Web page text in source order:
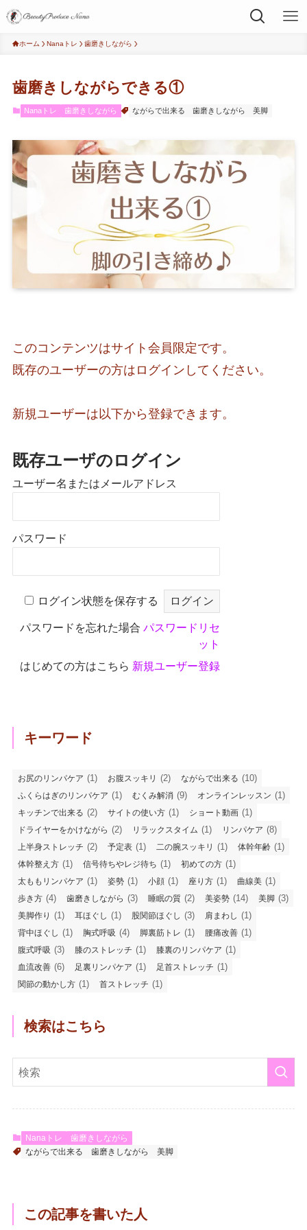
ホーム Nanaトレ 歯磨きしながら
歯磨きしながらできる①
Nanaトレ 歯磨きしながら ながらで出来る 歯磨きしながら 美脚
このコンテンツはサイト会員限定です。
既存のユーザーの方はログインしてください。
新規ユーザーは以下から登録できます。
既存ユーザのログイン
ユーザー名またはメールアドレス
パスワード
ログイン状態を保存する
パスワードを忘れた場合 パスワードリセ
ット
はじめての方はこちら 新規ユーザー登録
キーワード
お尻のリンパケア (1) お腹スッキリ (2) ながらで出来る (10)
ふくらはぎのリンパケア (1) むくみ解消 (9) オンラインレッスン (1)
キッチンで出来る (2) サイトの使い方 (1) ショート動画 (1)
ドライヤーをかけながら (2) リラックスタイム (1) リンパケア (8)
上半身ストレッチ (2) 予定表 (1) 二の腕スッキリ (1) 体幹年齢 (1)
体幹整え方 (1) 信号待ちやレジ待ち (1) 初めての方 (1)
太ももリンパケア (1) 姿勢 (1) 小顔 (1) 座り方 (1) 曲線美 (1)
歩き方 (4) 歯磨きしながら (3) 睡眠の質 (2) 美姿勢 (14) 美脚 (3)
美脚作り (1) 耳ほぐし (1) 股関節ほぐし (3) 肩まわし (1)
背中ほぐし (1) 胸式呼吸 (4) 脚裏筋トレ (1) 腰痛改善 (1)
腹式呼吸 (3) 膝のストレッチ (1) 膝裏のリンパケア (1)
血流改善 (6) 足裏リンパケア (1) 足首ストレッチ (1)
関節の動かし方 (1) 首ストレッチ (1)
検索はこちら
Nanaトレ
歯磨きしながら
ながらで出来る
歯磨きしながら 美脚
この記事を書いた人